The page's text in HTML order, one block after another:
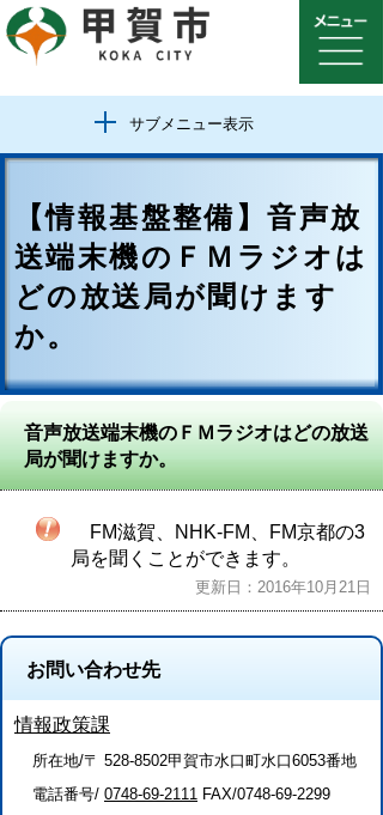
サブメニュー表示
【情報基盤整備】音声放
送端末機のＦＭラジオは
どの放送局が聞けます
か。
音声放送端末機のＦＭラジオはどの放送
局が聞けますか。
FM滋賀、NHK-FM、FM京都の3
局を聞くことができます。
更新日：2016年10月21日
お問い合わせ先
情報政策課
所在地/〒 528-8502甲賀市水口町水口6053番地
電話番号/ 0748-69-2111 FAX/0748-69-2299